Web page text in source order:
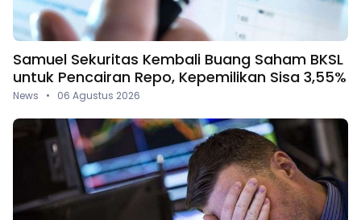
Samuel Sekuritas Kembali Buang Saham BKSL
untuk Pencairan Repo, Kepemilikan Sisa 3,55%
News • 06 Agustus 2026